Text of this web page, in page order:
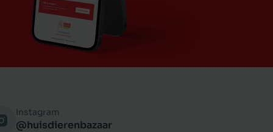
Instagram
@huisdierenbazaar